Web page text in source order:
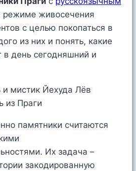
режиме живосечения
с целью покопаться в
из них и понять, какие
в день сегодняшний и
памятники считаются
Их задача –
закодированную